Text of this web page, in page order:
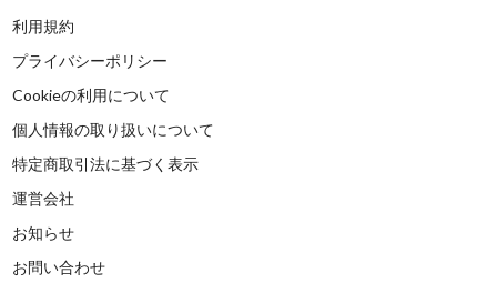
利用規約
プライバシーポリシー
Cookieの利用について
個人情報の取り扱いについて
特定商取引法に基づく表示
運営会社
お知らせ
お問い合わせ